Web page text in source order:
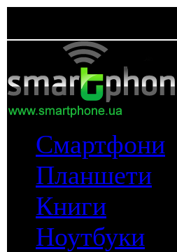
Смартфони
Планшети
Книги
Ноутбуки